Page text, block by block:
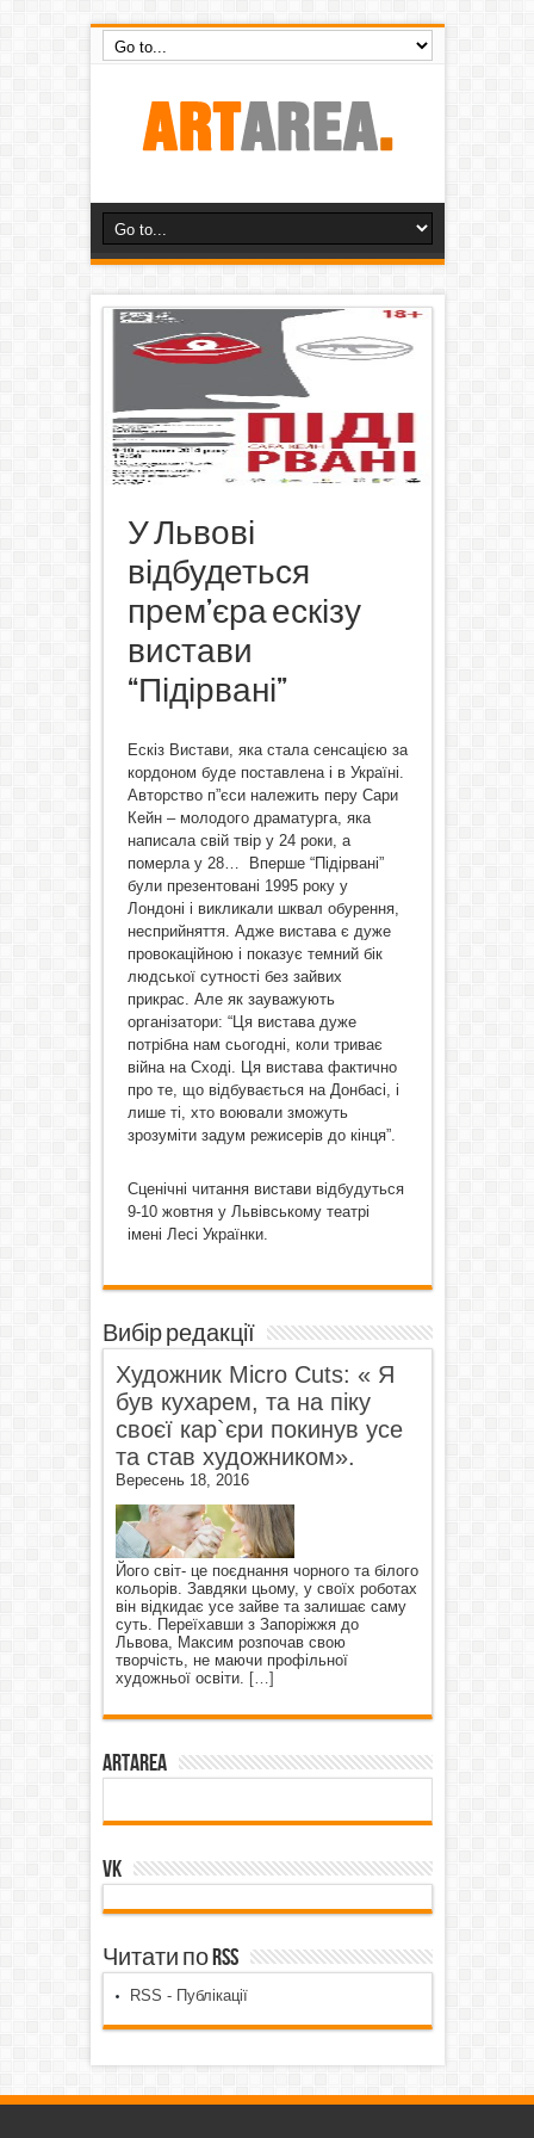
У Львові
відбудеться
прем’єра ескізу
вистави
“Підірвані”
Ескіз Вистави, яка стала сенсацією за
кордоном буде поставлена і в Україні.
Авторство п”єси належить перу Сари
Кейн – молодого драматурга, яка
написала свій твір у 24 роки, а
померла у 28… Вперше “Підірвані”
були презентовані 1995 року у
Лондоні і викликали шквал обурення,
несприйняття. Адже вистава є дуже
провокаційною і показує темний бік
людської сутності без зайвих
прикрас. Але як зауважують
організатори: “Ця вистава дуже
потрібна нам сьогодні, коли триває
війна на Сході. Ця вистава фактично
про те, що відбувається на Донбасі, і
лише ті, хто воювали зможуть
зрозуміти задум режисерів до кінця”.
Сценічні читання вистави відбудуться
9-10 жовтня у Львівському театрі
імені Лесі Українки.
Вибір редакції
Художник Micro Cuts: « Я
був кухарем, та на піку
своєї кар`єри покинув усе
та став художником».
Вересень 18, 2016
Його світ- це поєднання чорного та білого
кольорів. Завдяки цьому, у своїх роботах
він відкидає усе зайве та залишає саму
суть. Переїхавши з Запоріжжя до
Львова, Максим розпочав свою
творчість, не маючи профільної
художньої освіти. […]
ArtArea
VK
Читати по RSS
RSS - Публікації